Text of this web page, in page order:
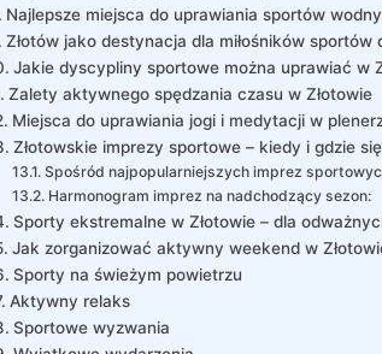
Najlepsze miejsca do⁣ uprawiania sportów
Złotów jako destynacja dla miłośników sportów
Jakie‍ dyscypliny​ sportowe można ‍uprawiać⁣ w
Zalety‌ aktywnego spędzania ⁤czasu​ w Złotowie
Miejsca do uprawiania jogi‌ i medytacji ‌w‌
Złotowskie imprezy sportowe – kiedy i gdzie
Spośród ⁤najpopularniejszych imprez
Harmonogram imprez‍ na nadchodzący sezon:
Sporty ekstremalne w⁤ Złotowie – dla
Jak zorganizować aktywny weekend w
Sporty na świeżym powietrzu
Aktywny relaks
Sportowe wyzwania